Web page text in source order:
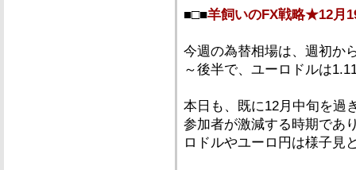
■□■羊飼いのFX戦略★12月
今週の為替相場は、週初か
～後半で、ユーロドルは
本日も、既に12月中旬を過
参加者が激減する時期であ
ロドルやユーロ円は様子見